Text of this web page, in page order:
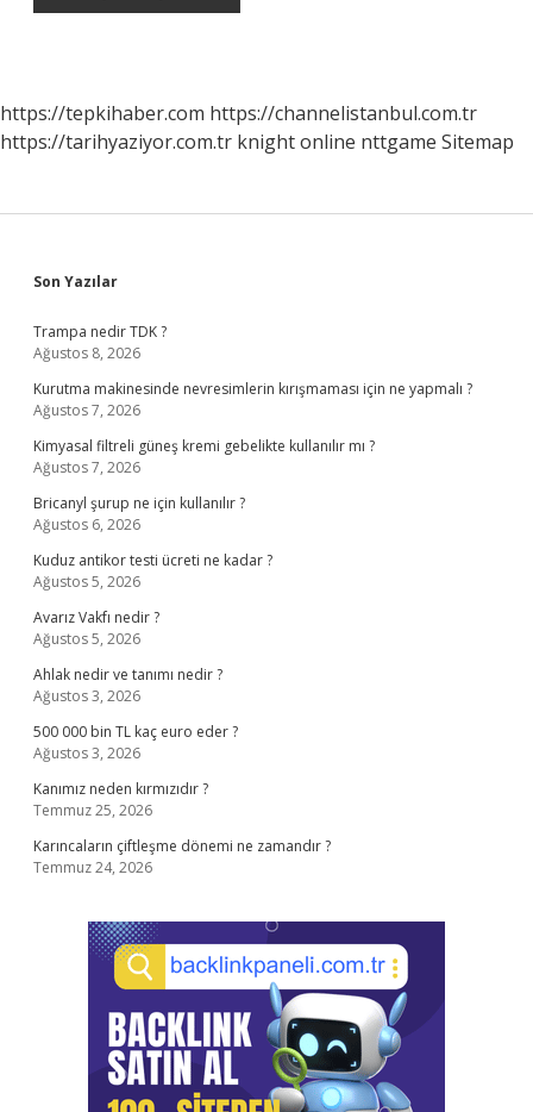
https://tepkihaber.com https://channelistanbul.com.tr
https://tarihyaziyor.com.tr knight online nttgame Sitemap
Sidebar
Son Yazılar
Trampa nedir TDK ?
Ağustos 8, 2026
Kurutma makinesinde nevresimlerin kırışmaması için ne yapmalı ?
Ağustos 7, 2026
Kimyasal filtreli güneş kremi gebelikte kullanılır mı ?
Ağustos 7, 2026
Bricanyl şurup ne için kullanılır ?
Ağustos 6, 2026
Kuduz antikor testi ücreti ne kadar ?
Ağustos 5, 2026
Avarız Vakfı nedir ?
Ağustos 5, 2026
Ahlak nedir ve tanımı nedir ?
Ağustos 3, 2026
500 000 bin TL kaç euro eder ?
Ağustos 3, 2026
Kanımız neden kırmızıdır ?
Temmuz 25, 2026
Karıncaların çiftleşme dönemi ne zamandır ?
Temmuz 24, 2026